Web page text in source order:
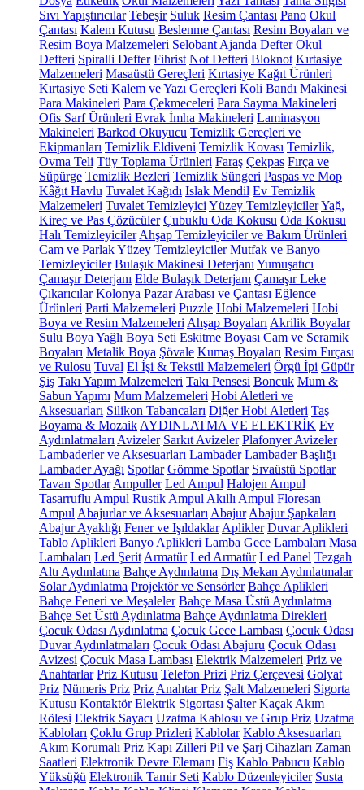
Sıvı Yapıştırıcılar Tebeşir Suluk Resim Çantası Pano Okul
Çantası Kalem Kutusu Beslenme Çantası Resim Boyaları ve
Resim Boya Malzemeleri Selobant Ajanda Defter Okul
Defteri Spiralli Defter Fihrist Not Defteri Bloknot Kırtasiye
Malzemeleri Masaüstü Gereçleri Kırtasiye Kağıt Ürünleri
Kırtasiye Seti Kalem ve Yazı Gereçleri Koli Bandı Makinesi
Para Makineleri Para Çekmeceleri Para Sayma Makineleri
Ofis Sarf Ürünleri Evrak İmha Makineleri Laminasyon
Makineleri Barkod Okuyucu Temizlik Gereçleri ve
Ekipmanları Temizlik Eldiveni Temizlik Kovası Temizlik,
Ovma Teli Tüy Toplama Ürünleri Faraş Çekpas Fırça ve
Süpürge Temizlik Bezleri Temizlik Süngeri Paspas ve Mop
Kâğıt Havlu Tuvalet Kağıdı Islak Mendil Ev Temizlik
Malzemeleri Tuvalet Temizleyici Yüzey TemizleyicilerYağ,
Kireç ve Pas Çözücüler Çubuklu Oda Kokusu Oda Kokusu
Halı Temizleyiciler Ahşap Temizleyiciler ve Bakım Ürünleri
Cam ve Parlak Yüzey Temizleyiciler Mutfak ve Banyo
Temizleyiciler Bulaşık Makinesi Deterjanı Yumuşatıcı
Çamaşır Deterjanı Elde Bulaşık Deterjanı Çamaşır Leke
Çıkarıcılar Kolonya Pazar Arabası ve Çantası Eğlence
Ürünleri Parti Malzemeleri Puzzle Hobi Malzemeleri Hobi
Boya ve Resim Malzemeleri Ahşap Boyaları Akrilik Boyalar
Sulu Boya Yağlı Boya Seti Eskitme Boyası Cam ve Seramik
Boyaları Metalik Boya Şövale Kumaş Boyaları Resim Fırçası
ve Rulosu Tuval El İşi & Tekstil Malzemeleri Örgü İpi Güpür
Şiş Takı Yapım Malzemeleri Takı Pensesi Boncuk Mum &
Sabun Yapımı Mum Malzemeleri Hobi Aletleri ve
Aksesuarları Silikon Tabancaları Diğer Hobi Aletleri Taş
Boyama & Mozaik AYDINLATMA VE ELEKTRİK Ev
Aydınlatmaları Avizeler Sarkıt Avizeler Plafonyer Avizeler
Lambaderler ve Aksesuarları Lambader Lambader Başlığı
Lambader Ayağı Spotlar Gömme Spotlar Sıvaüstü Spotlar
Tavan Spotlar Ampuller Led Ampul Halojen Ampul
Tasarruflu Ampul Rustik Ampul Akıllı Ampul Floresan
Ampul Abajurlar ve Aksesuarları Abajur Abajur Şapkaları
Abajur Ayaklığı Fener ve Işıldaklar Aplikler Duvar Aplikleri
Tablo Aplikleri Banyo Aplikleri Lamba Gece Lambaları Masa
Lambaları Led Şerit Armatür Led Armatür Led Panel Tezgah
Altı Aydınlatma Bahçe Aydınlatma Dış Mekan Aydınlatmalar
Solar Aydınlatma Projektör ve Sensörler Bahçe Aplikleri
Bahçe Feneri ve Meşaleler Bahçe Masa Üstü Aydınlatma
Bahçe Set Üstü Aydınlatma Bahçe Aydınlatma Direkleri
Çocuk Odası Aydınlatma Çocuk Gece Lambası Çocuk Odası
Duvar Aydınlatmaları Çocuk Odası Abajuru Çocuk Odası
Avizesi Çocuk Masa Lambası Elektrik Malzemeleri Priz ve
Anahtarlar Priz Kutusu Telefon Prizi Priz Çerçevesi Golyat
Priz Nümeris Priz Priz Anahtar Priz Şalt Malzemeleri Sigorta
Kutusu Kontaktör Elektrik Sigortası Şalter Kaçak Akım
Rölesi Elektrik Sayacı Uzatma Kablosu ve Grup Priz Uzatma
Kabloları Çoklu Grup Prizleri Kablolar Kablo Aksesuarları
Akım Korumalı Priz Kapı Zilleri Pil ve Şarj Cihazları Zaman
Saatleri Elektronik Devre Elemanı Fiş Kablo Pabucu Kablo
Yüksüğü Elektronik Tamir Seti Kablo Düzenleyiciler Susta